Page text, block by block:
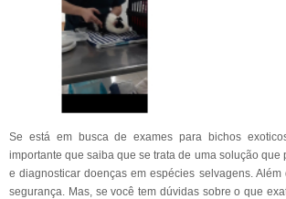
Se está em busca de exames para bichos
importante que saiba que se trata de uma solução que
e diagnosticar doenças em espécies selvagens.
segurança. Mas, se você tem dúvidas sobre o que